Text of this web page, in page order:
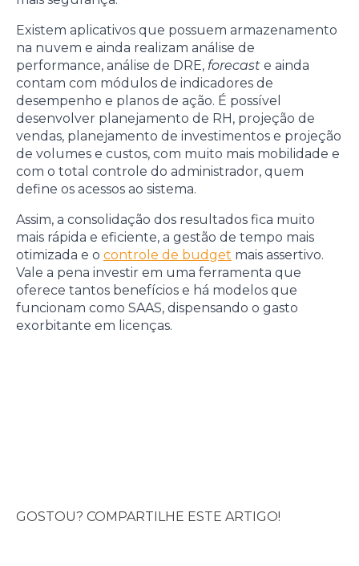
Existem aplicativos que possuem armazenamento
na nuvem e ainda realizam análise de
performance, análise de DRE, forecast e ainda
contam com módulos de indicadores de
desempenho e planos de ação. É possível
desenvolver planejamento de RH, projeção de
vendas, planejamento de investimentos e projeção
de volumes e custos, com muito mais mobilidade e
com o total controle do administrador, quem
define os acessos ao sistema.
Assim, a consolidação dos resultados fica muito
mais rápida e eficiente, a gestão de tempo mais
otimizada e o controle de budget mais assertivo.
Vale a pena investir em uma ferramenta que
oferece tantos benefícios e há modelos que
funcionam como SAAS, dispensando o gasto
exorbitante em licenças.
GOSTOU? COMPARTILHE ESTE ARTIGO!